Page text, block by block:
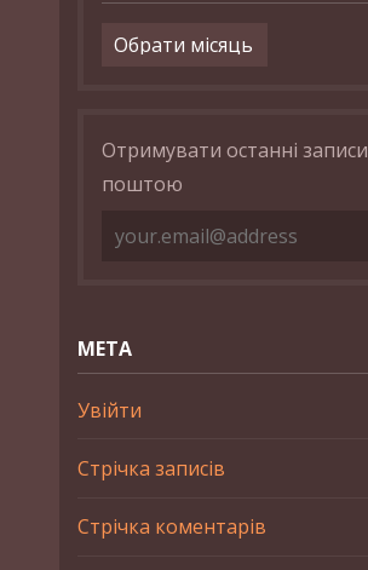
Архіви
Отримувати останні записи
поштою
МЕТА
Увійти
Стрічка записів
Стрічка коментарів